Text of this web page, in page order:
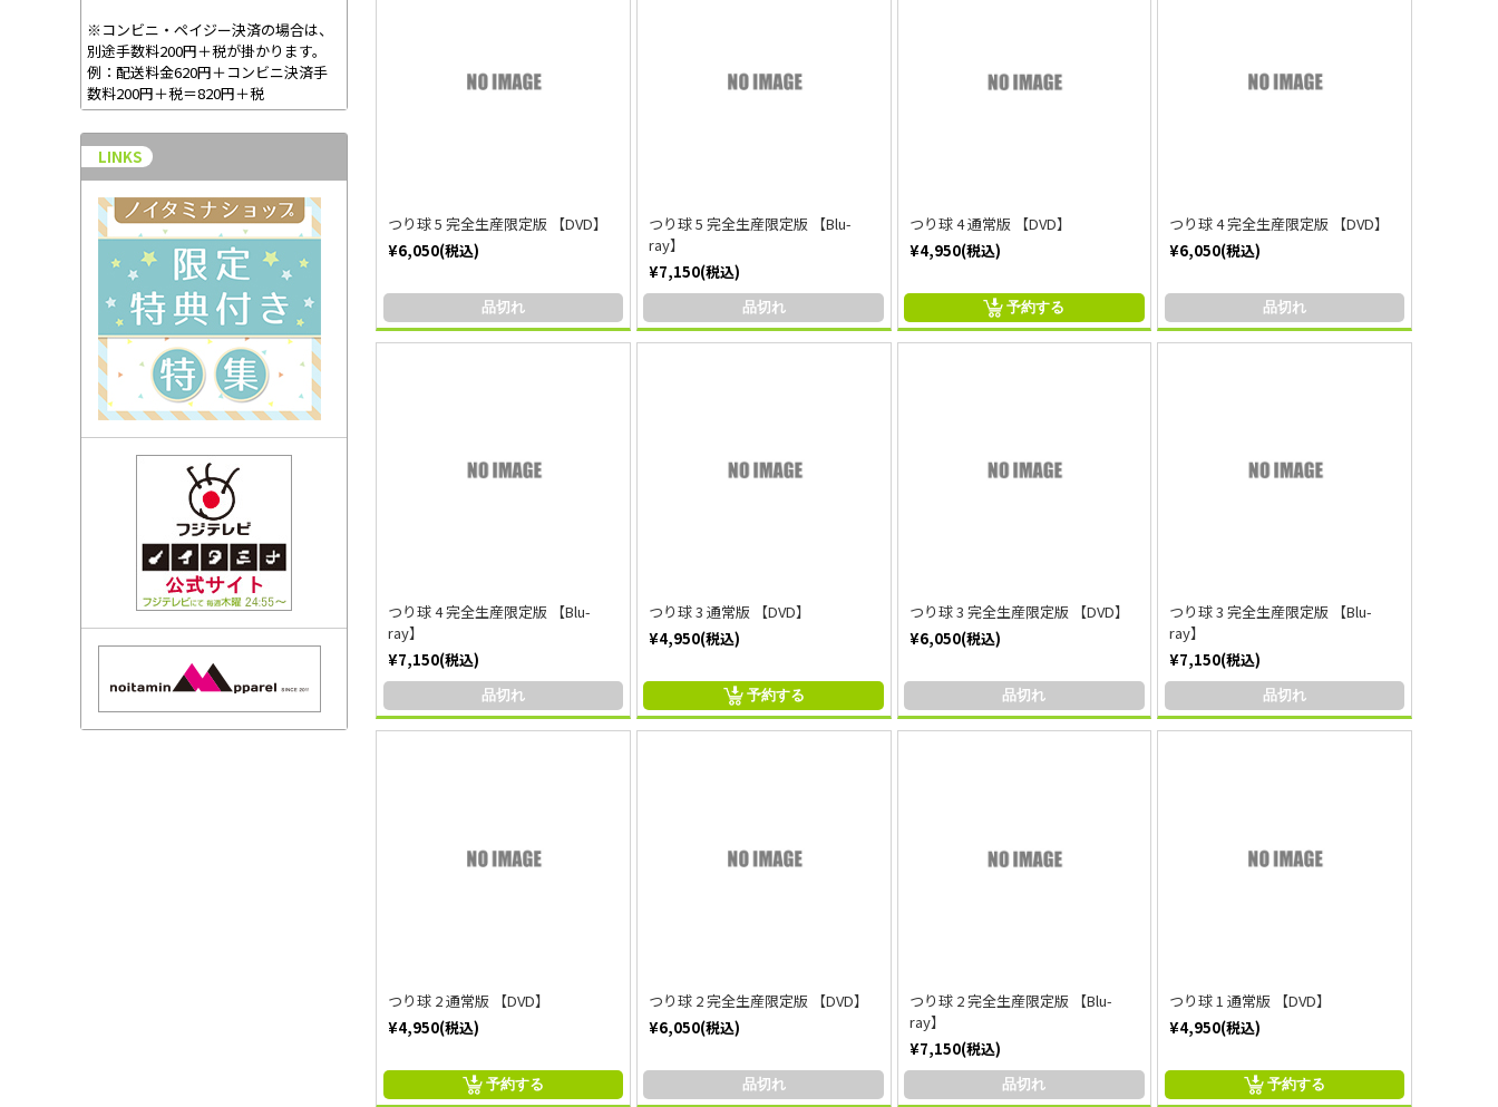
※コンビニ・ペイジー決済の場合は、
別途手数料200円＋税が掛かります。
例：配送料金620円＋コンビニ決済手
数料200円＋税＝820円＋税
LINKS
つり球 5 完全生産限定版 【DVD】
¥6,050(税込)
品切れ
つり球 5 完全生産限定版 【Blu-
ray】
¥7,150(税込)
品切れ
つり球 4 通常版 【DVD】
¥4,950(税込)
予約する
つり球 4 完全生産限定版 【DVD】
¥6,050(税込)
品切れ
つり球 4 完全生産限定版 【Blu-
ray】
¥7,150(税込)
品切れ
つり球 3 通常版 【DVD】
¥4,950(税込)
予約する
つり球 3 完全生産限定版 【DVD】
¥6,050(税込)
品切れ
つり球 3 完全生産限定版 【Blu-
ray】
¥7,150(税込)
品切れ
つり球 2 通常版 【DVD】
¥4,950(税込)
予約する
つり球 2 完全生産限定版 【DVD】
¥6,050(税込)
品切れ
つり球 2 完全生産限定版 【Blu-
ray】
¥7,150(税込)
品切れ
つり球 1 通常版 【DVD】
¥4,950(税込)
予約する